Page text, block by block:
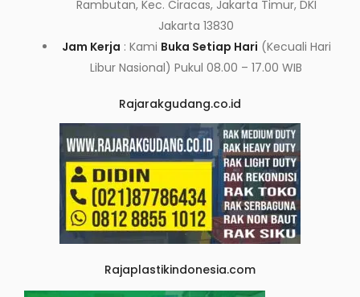
Rambutan, Kec. Ciracas, Jakarta Timur, DKI
Jakarta 13830
Jam Kerja : Kami Buka Setiap Hari (Kecuali Hari
Libur Nasional) Pukul 08.00 – 17.00 WIB
Rajarakgudang.co.id
Rajaplastikindonesia.com